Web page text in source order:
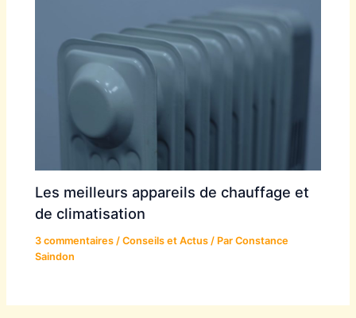
Les meilleurs appareils de chauffage et
de climatisation
3 commentaires /Conseils et Actus / ParConstance
Saindon